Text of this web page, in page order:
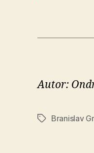
Autor:
ZnačkyBranislav